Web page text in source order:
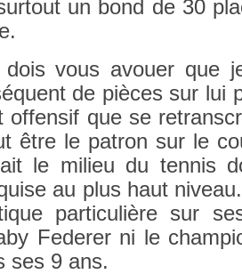
un bond de 30
dois vous avou­er que
de pièces sur lui
of­fen­sif que se
être le pat­ron sur le
le milieu du ten­nis
au plus haut
par­ticuliè­re sur
Feder­er ni le
ses 9 ans.